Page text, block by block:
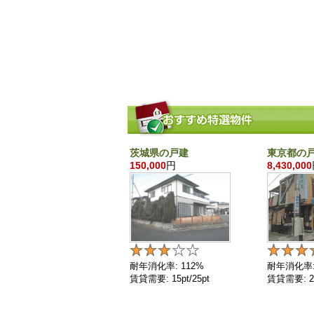
茨城県の戸建
150,000円
耐年消化率: 112%
賃貸需要: 15pt/25pt
東京都の
8,430,000
耐年消化
賃貸需要: